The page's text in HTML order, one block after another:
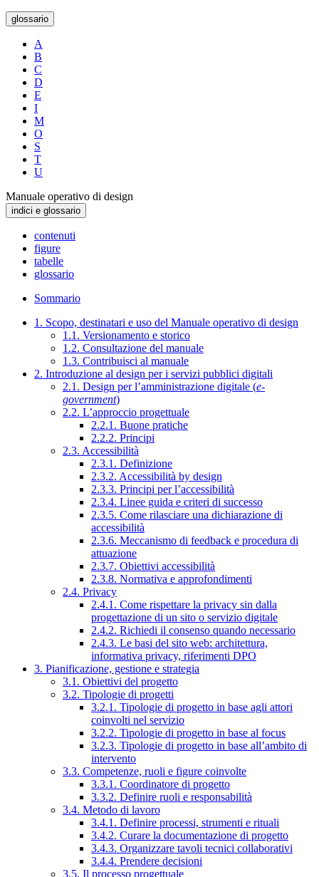
glossario
A
B
C
D
E
I
M
O
S
T
U
Manuale operativo di design
indici e glossario
contenuti
figure
tabelle
glossario
Sommario
1. Scopo, destinatari e uso del Manuale operativo di design
1.1. Versionamento e storico
1.2. Consultazione del manuale
1.3. Contribuisci al manuale
2. Introduzione al design per i servizi pubblici digitali
2.1. Design per l’amministrazione digitale (e-
government)
2.2. L’approccio progettuale
2.2.1. Buone pratiche
2.2.2. Principi
2.3. Accessibilità
2.3.1. Definizione
2.3.2. Accessibilità by design
2.3.3. Principi per l’accessibilità
2.3.4. Linee guida e criteri di successo
2.3.5. Come rilasciare una dichiarazione di
accessibilità
2.3.6. Meccanismo di feedback e procedura di
attuazione
2.3.7. Obiettivi accessibilità
2.3.8. Normativa e approfondimenti
2.4. Privacy
2.4.1. Come rispettare la privacy sin dalla
progettazione di un sito o servizio digitale
2.4.2. Richiedi il consenso quando necessario
2.4.3. Le basi del sito web: architettura,
informativa privacy, riferimenti DPO
3. Pianificazione, gestione e strategia
3.1. Obiettivi del progetto
3.2. Tipologie di progetti
3.2.1. Tipologie di progetto in base agli attori
coinvolti nel servizio
3.2.2. Tipologie di progetto in base al focus
3.2.3. Tipologie di progetto in base all’ambito di
intervento
3.3. Competenze, ruoli e figure coinvolte
3.3.1. Coordinatore di progetto
3.3.2. Definire ruoli e responsabilità
3.4. Metodo di lavoro
3.4.1. Definire processi, strumenti e rituali
3.4.2. Curare la documentazione di progetto
3.4.3. Organizzare tavoli tecnici collaborativi
3.4.4. Prendere decisioni
3.5. Il processo progettuale